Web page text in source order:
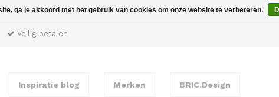
Veilig betalen
Inspiratie blog Merken BRIC.Design
ga je akkoord met het gebruik van cookies om onze website te verbeteren.